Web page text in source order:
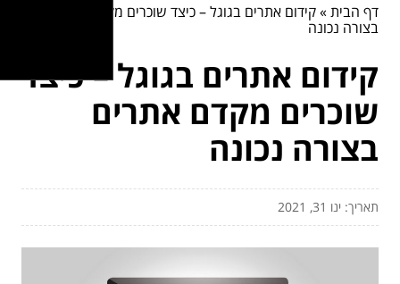
דף הבית»קידום אתרים בגוגל – כיצד שוכרים מקדם אתרים
בצורה נכונה
קידום אתרים בגוגל – כיצד
שוכרים מקדם אתרים
בצורה נכונה
תאריך: ינו 31, 2021